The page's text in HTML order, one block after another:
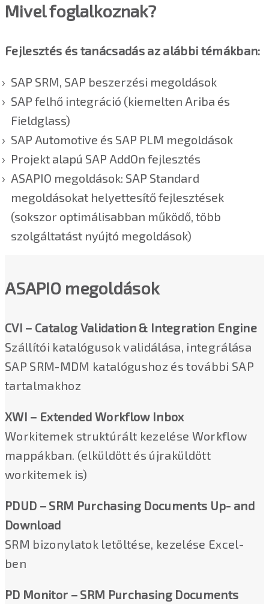
Mivel foglalkoznak?
Fejlesztés és tanácsadás az alábbi témákban:
SAP SRM, SAP beszerzési megoldások
SAP felhő integráció (kiemelten Ariba és
Fieldglass)
SAP Automotive és SAP PLM megoldások
Projekt alapú SAP AddOn fejlesztés
ASAPIO megoldások: SAP Standard
megoldásokat helyettesítő fejlesztések
(sokszor optimálisabban működő, több
szolgáltatást nyújtó megoldások)
ASAPIO megoldások
CVI – Catalog Validation & Integration Engine
Szállítói katalógusok validálása, integrálása
SAP SRM-MDM katalógushoz és további SAP
tartalmakhoz
XWI – Extended Workflow Inbox
Workitemek struktúrált kezelése Workflow
mappákban. (elküldött és újraküldött
workitemek is)
PDUD – SRM Purchasing Documents Up- and
Download
SRM bizonylatok letöltése, kezelése Excel-
ben
PD Monitor – SRM Purchasing Documents